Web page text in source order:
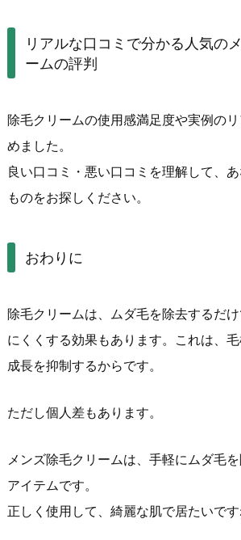
リアルな口コミで分かる人気の
ームの評判
除毛クリームの使用感満足度や実例の
めました。
良い口コミ・悪い口コミを理解して、
ものをお探しください。
おわりに
除毛クリームは、ムダ毛を除去するだ
にくくする効果もあります。これは、
成長を抑制するからです。
ただし個人差もあります。
メンズ除毛クリームは、手軽にムダ毛
アイテムです。
正しく使用して、綺麗な肌で居たいです